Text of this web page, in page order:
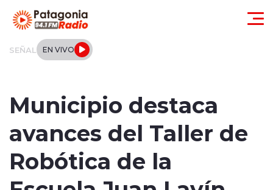
SEÑAL EN VIVO
Regionales
Tendencias
Municipio destaca
avances del Taller de
Robótica de la